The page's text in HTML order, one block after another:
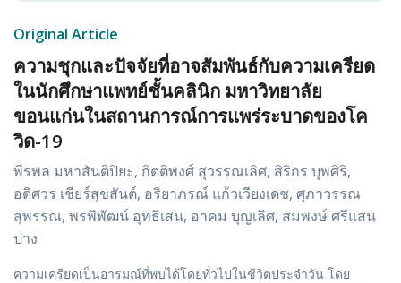
Original Article
ความชุกและปัจจัยที่อาจสัมพันธ์กับความเครียด
ในนักศึกษาแพทย์ชั้นคลินิก มหาวิทยาลัย
ขอนแก่นในสถานการณ์การแพร่ระบาดของโค
วิด-19
พีรพล มหาสันติปิยะ, กิตติพงศ์ สุวรรณเลิศ, สิริกร บุพศิริ,
อดิศวร เชียร์สุขสันต์, อริยาภรณ์ แก้วเวียงเดช, ศุภาวรรณ
สุพรรณ, พรพิพัฒน์ อุทธิเสน, อาคม บุญเลิศ, สมพงษ์ ศรีแสน
ปาง
ความเครียดเป็นอารมณ์ที่พบได้โดยทั่วไปในชีวิตประจำวัน โดย